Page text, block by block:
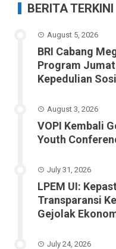
BERITA TERKINI
August 5, 2026
BRI Cabang
Program
Kepedulian
August 3, 2026
VOPI Kembali
Youth
July 31, 2026
LPEM UI:
Transparansi
Gejolak
July 24, 2026